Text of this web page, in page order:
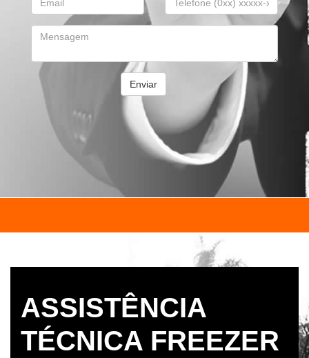
Enviar
ASSISTÊNCIA
TÉCNICA FREEZER